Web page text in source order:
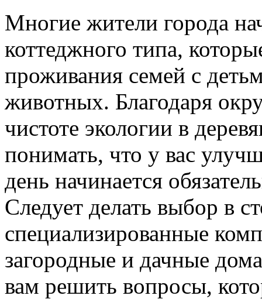
Многие жители города
коттеджного типа,
проживания семей с
животных. Благодаря
чистоте экологии в
понимать, что у вас
день начинается
Следует делать выбор в
специализированные
загородные и дачные
вам решить вопросы,